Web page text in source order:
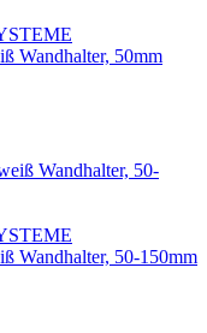
Wandhalter, 50mm
Wandhalter, 50-150mm